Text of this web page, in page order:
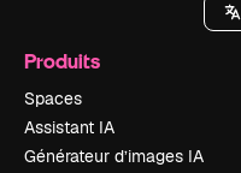
Produits
Spaces
Assistant IA
Générateur d’images IA